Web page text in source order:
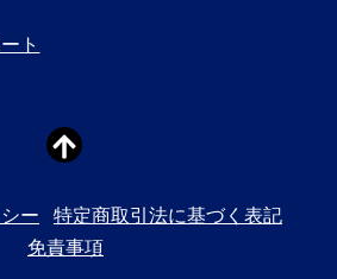
ト
ー
特定商取引法に基づく表記
免責事項